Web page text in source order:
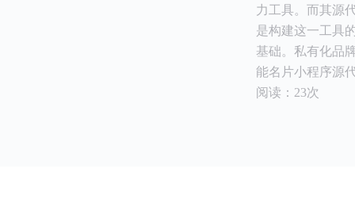
力工具。而其源
是构建这一工具
基础。私有化品
能名片小程序源
阅读：23次